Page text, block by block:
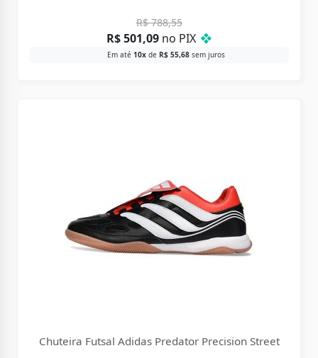
R$788,55
R$501,09no PIX ❖
Em até 10xde R$55,68sem juros
Chuteira Futsal Adidas Predator Precision Street